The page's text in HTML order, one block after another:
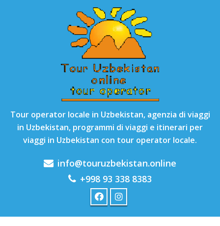
Tour operator locale in Uzbekistan, agenzia di viaggi
in Uzbekistan, programmi di viaggi e itinerari per
viaggi in Uzbekistan con tour operator locale.
info@touruzbekistan.online
+998 93 338 8383